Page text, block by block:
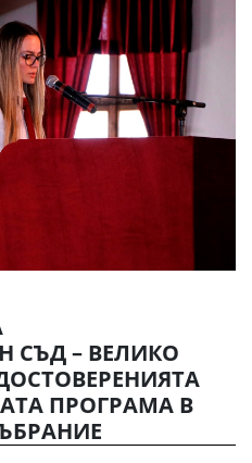
СЪД – ВЕЛИКО
ПРОГРАМА В